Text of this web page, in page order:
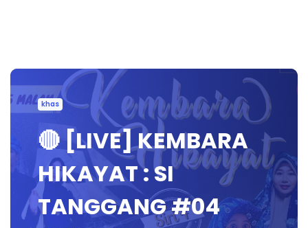
khas
🔴 [LIVE] KEMBARA
HIKAYAT : SI
TANGGANG #04